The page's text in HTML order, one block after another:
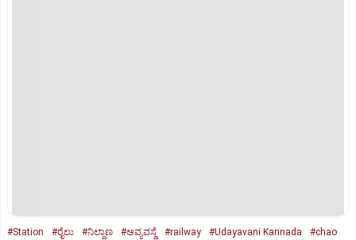
#Station #ರೈಲು #ನಿಲ್ದಾಣ #ಅವ್ಯವಸ್ಥೆ #railway #Udayavani Kannada
#chao